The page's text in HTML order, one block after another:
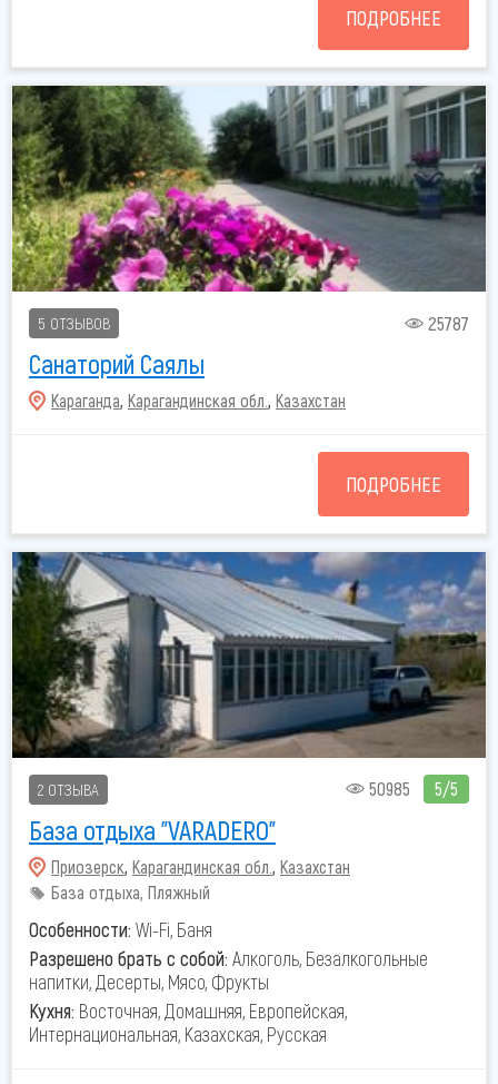
ПОДРОБНЕЕ
5 ОТЗЫВОВ 25787
Санаторий Саялы
Караганда Карагандинская обл. Казахстан
ПОДРОБНЕЕ
2 ОТЗЫВА 50985 5/5
База отдыха "VARADERO"
Приозерск Карагандинская обл. Казахстан
База отдыха, Пляжный
Особенности: Wi-Fi, Баня
Разрешено брать с собой: Алкоголь, Безалкогольные
напитки, Десерты, Мясо, Фрукты
Кухня: Восточная, Домашняя, Европейская,
Интернациональная, Казахская, Русская